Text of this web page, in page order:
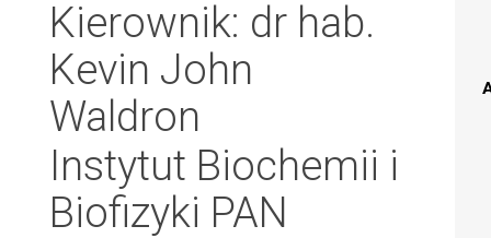
Kierownik: dr hab.
Kevin John
Waldron
Instytut Biochemii i
Biofizyki PAN